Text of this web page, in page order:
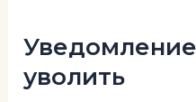
уволить